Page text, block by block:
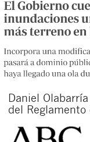
Daniel
del Reglamento